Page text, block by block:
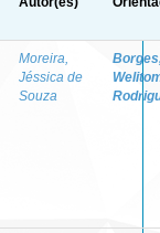
Moreira,
Jéssica de
Souza